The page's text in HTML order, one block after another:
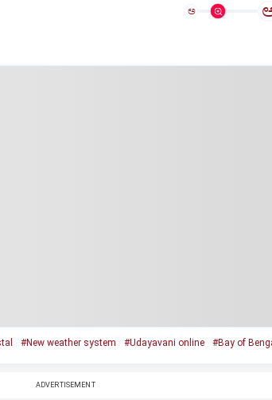
ಅ
#New weather system #Udayavani online #Bay of
ADVERTISEMENT